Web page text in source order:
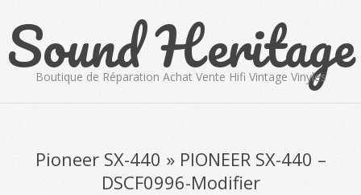
content
Sound Heritage
Boutique de Réparation Achat Vente Hifi Vintage Vinyles
Pioneer SX-440 » PIONEER SX-440 –
DSCF0996-Modifier